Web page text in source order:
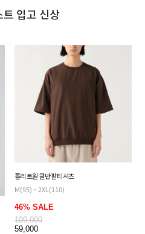
입고 신상
폴리 트윌 쿨 반팔 티셔츠
M(95) ~ 2XL(110)
46% SALE
109,000
59,000